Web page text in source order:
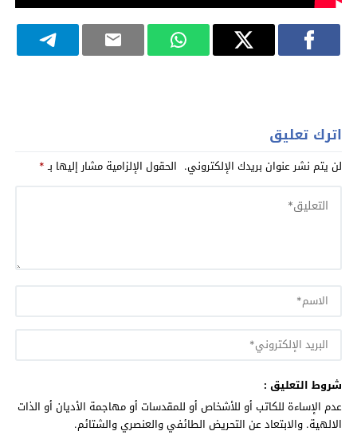
اترك تعليق
لن يتم نشر عنوان بريدك الإلكتروني. الحقول الإلزامية مشار إليها بـ*
شروط التعليق :
عدم الإساءة للكاتب أو للأشخاص أو للمقدسات أو مهاجمة الأديان أو الذات
الالهية. والابتعاد عن التحريض الطائفي والعنصري والشتائم.